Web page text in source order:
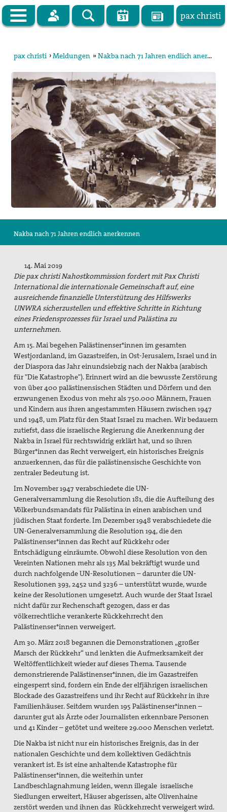
pax christi
Vor Ort
Themen
Kampagnen
Publikationen
Facebook
Suche
pax christi ›Meldungen »Nakba nach 71 Jahren endlich anerkennen
Nakba nach 71 Jahren endlich anerkennen
14. Mai 2019
Die pax christi Nahostkommission fordert mit Pax Christi
International die internationale Gemeinschaft auf, eine
ausreichende finanzielle Unterstützung des Hilfswerks
UNWRA sicherzustellen und effektive Schritte in Richtung
eines Friedensprozesses für Israel und Palästina zu
unternehmen.
Am 15. Mai begehen Palästinenser*innen im gesamten
Westjordanland, im Gazastreifen, in Ost-Jerusalem, Israel und in
der Diaspora das Jahr einundsiebzig nach der Nakba (arabisch
für "Die Katastrophe"). Erinnert wird an die bewusste Zerstörung
von über 400 palästinensischen Städten und Dörfern und den
erzwungenen Exodus von mehr als 750.000 Männern, Frauen
und Kindern aus ihren angestammten Häusern zwischen 1947
und 1948, um Platz für den Staat Israel zu machen. Wir bedauern
zutiefst, dass die israelische Regierung die Anerkennung der
Nakba in Israel für rechtswidrig erklärt hat, und so ihren
Bürger*innen das Recht verweigert, ein historisches Ereignis
anzuerkennen, das für die palästinensische Geschichte von
zentraler Bedeutung ist.
Im November 1947 verabschiedete die UN-
Generalversammlung die Resolution 181, die die Aufteilung des
Völkerbundsmandats für Palästina in einen arabischen und
jüdischen Staat forderte. Im Dezember 1948 verabschiedete die
UN-Generalversammlung die Resolution 194, die den
Palästinenser*innen das Recht auf Rückkehr oder
Entschädigung einräumte. Obwohl diese Resolution von den
Vereinten Nationen mehr als 135 Mal bekräftigt wurde und
durch nachfolgende UN-Resolutionen – darunter die UN-
Resolutionen 393, 2452 und 3236 – unterstützt wurde, wurde
keine der Resolutionen umgesetzt. Auch wurde der Staat Israel
nicht dafür zur Rechenschaft gezogen, dass er das
völkerrechtliche verankerte Rückkehrrecht den
Palästinenser*innen verweigert.
Am 30. März 2018 begannen die Demonstrationen „großer
Marsch der Rückkehr“ und lenkten die Aufmerksamkeit der
Weltöffentlichkeit wieder auf dieses Thema. Tausende
demonstrierende Palästinenser*innen, die im Gazastreifen
eingesperrt sind, fordern ein Ende der elfjährigen israelischen
Blockade des Gazastreifens und ihr Recht auf Rückkehr in ihre
Familienhäuser. Seitdem wurden 195 Palästinenser*innen –
darunter gut als Ärzte oder Journalisten erkennbare Personen
und 41 Kinder – getötet und weitere 29.000 Menschen verletzt.
Die Nakba ist nicht nur ein historisches Ereignis, das in der
nationalen Geschichte und dem kollektiven Gedächtnis
verankert ist. Es ist eine anhaltende Katastrophe für
Palästinenser*innen, die weiterhin unter
Landbeschlagnahmung leiden, wenn illegale israelische
Siedlungen erweitert, Häuser abgerissen, alte Olivenhaine
zerstört werden und ihnen das Rückkehrrecht verweigert wird.